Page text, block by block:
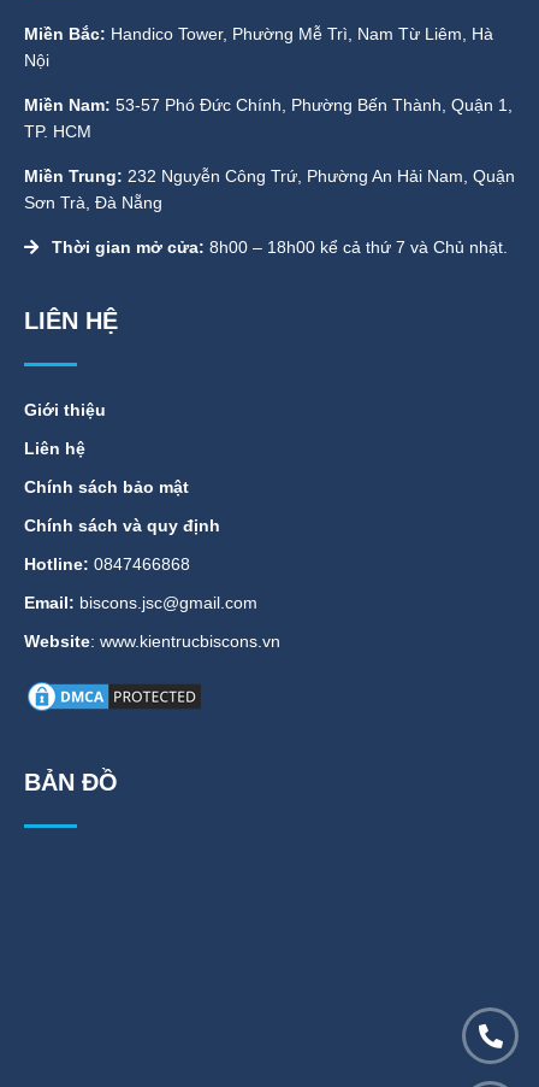
Miền Bắc: Handico Tower, Phường Mễ Trì, Nam Từ Liêm, Hà
Nội
Miền Nam: 53-57 Phó Đức Chính, Phường Bến Thành, Quận 1,
TP. HCM
Miền Trung: 232 Nguyễn Công Trứ, Phường An Hải Nam, Quận
Sơn Trà, Đà Nẵng
Thời gian mở cửa: 8h00 – 18h00 kể cả thứ 7 và Chủ nhật.
LIÊN HỆ
Giới thiệu
Liên hệ
Chính sách bảo mật
Chính sách và quy định
Hotline: 0847466868
Email: biscons.jsc@gmail.com
Website: www.kientrucbiscons.vn
BẢN ĐỒ